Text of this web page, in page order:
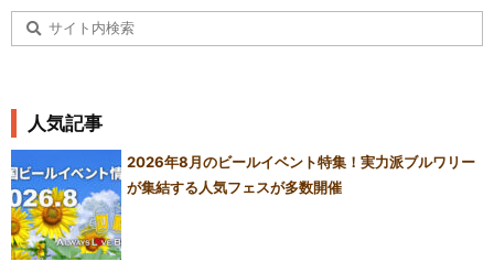
人気記事
2026年8月のビールイベント特集！実力派ブルワリー
が集結する人気フェスが多数開催